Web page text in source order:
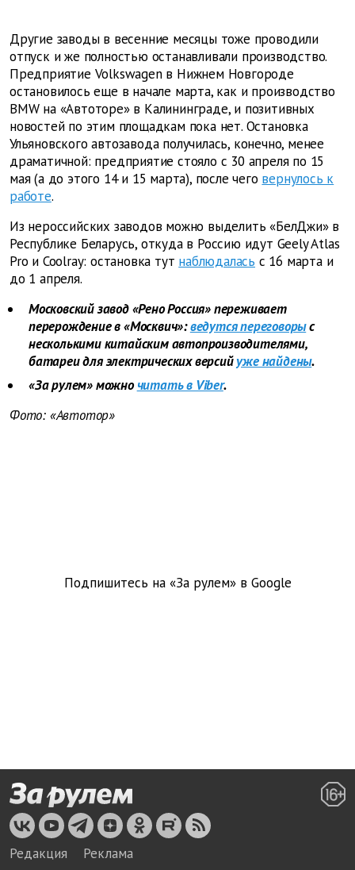
Другие заводы в весенние месяцы тоже проводили
отпуск и же полностью останавливали производство.
Предприятие Volkswagen в Нижнем Новгороде
остановилось еще в начале марта, как и производство
BMW на «Автоторе» в Калининграде, и позитивных
новостей по этим площадкам пока нет. Остановка
Ульяновского автозавода получилась, конечно, менее
драматичной: предприятие стояло с 30 апреля по 15
мая (а до этого 14 и 15 марта), после чего вернулось к
работе.
Из нероссийских заводов можно выделить «БелДжи» в
Республике Беларусь, откуда в Россию идут Geely Atlas
Pro и Coolray: остановка тут наблюдалась с 16 марта и
до 1 апреля.
Московский завод «Рено Россия» переживает
перерождение в «Москвич»:ведутся переговорыс
несколькими китайским автопроизводителями,
батареи для электрических версийуже найдены.
«За рулем» можно читать в Viber.
Фото: «Автотор»
Подпишитесь на «За рулем» в Google
Редакция Реклама